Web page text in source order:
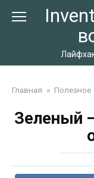
Главная » Полезное
Зеленый